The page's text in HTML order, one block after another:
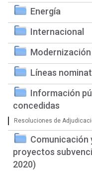
Energía
Internacional
Líneas
Información
concedidas
Resoluciones de
Comunicación
proyectos
2020)